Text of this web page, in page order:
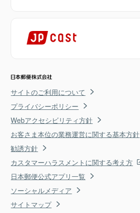
サイトのご利用について
プライバシーポリシー
Webアクセシビリティ方針
お客さま本位の業務運営に関する基本方針
勧誘方針
カスタマーハラスメントに関する考え方
日本郵便公式アプリ一覧
ソーシャルメディア
サイトマップ